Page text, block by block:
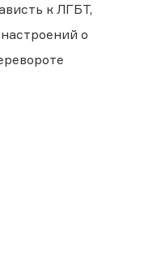
к ЛГБТ,
о